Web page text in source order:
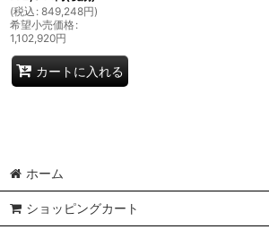
(税込 : 849,248円)
希望小売価格:
1,102,920円
カートに入れる
ホーム
ショッピングカート